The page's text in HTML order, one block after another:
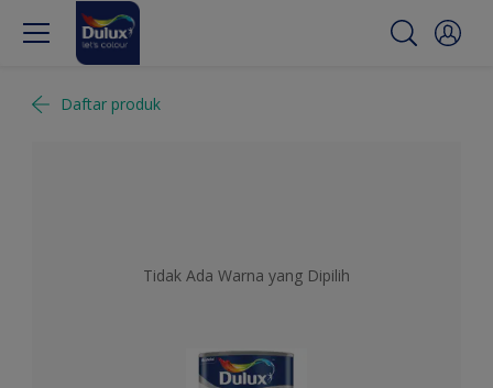
Daftar produk
Tidak Ada Warna yang Dipilih